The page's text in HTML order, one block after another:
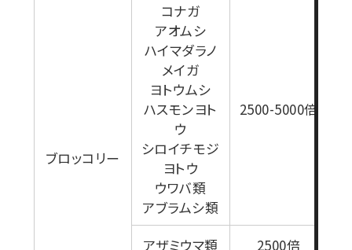
ブロッコリー
コナガ
アオムシ
ハイマダラノ
メイガ
ヨトウムシ
ハスモンヨト
ウ
シロイチモジ
ヨトウ
ウワバ類
アブラムシ類
2500-5000倍
アザミウマ類
2500倍